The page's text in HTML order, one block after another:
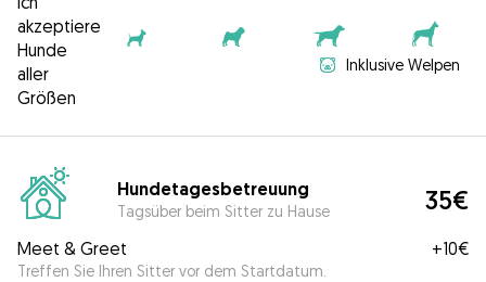
akzeptiere
Hunde
aller
Größen
Inklusive Welpen
Hundetagesbetreuung
Tagsüber beim Sitter zu Hause 35€
Meet & Greet
Treffen Sie Ihren Sitter vor dem Startdatum.
+10€